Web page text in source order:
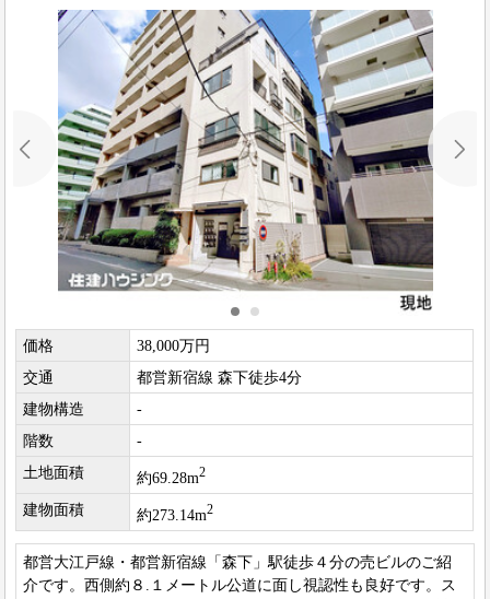
価格
38,000万円
交通
都営新宿線 森下徒歩4分
建物構造
-
階数
-
土地面積
約69.28m2
建物面積 約273.14m2
都営大江戸線・都営新宿線「森下」駅徒歩４分の売ビルのご紹
介です。西側約８.１メートル公道に面し視認性も良好です。ス